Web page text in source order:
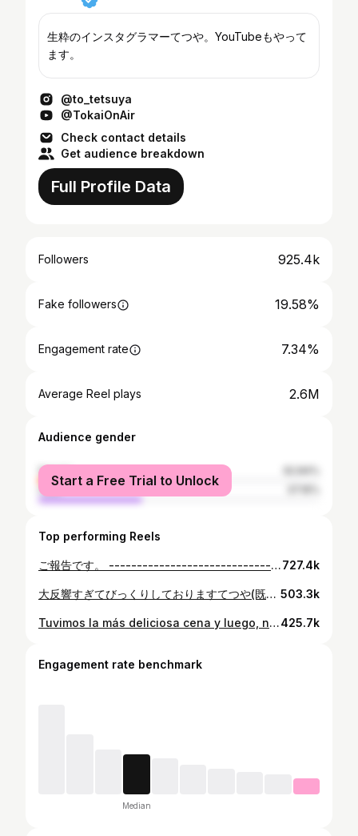
生粋のインスタグラマーてつや。YouTubeもやって
ます。
@to_tetsuya
@TokaiOnAir
Check contact details
Get audience breakdown
Full Profile Data
Followers 925.4k
Fake followers 19.58%
Engagement rate 7.34%
Average Reel plays 2.6M
Audience gender
female
male
Start a Free Trial to Unlock
Top performing Reels
ご報告です。 ---------------------------------------------------- いつも応援してくださる皆様へ 2022年8月12日、私東海オンエアのてつやは、”高校1年生の頃テレビ越しに一目惚れした方”改め”峯岸みなみ”さんと、なんと結婚いたしました。夢物語のようなご報告ですが、決して妄想ではございません。 最初は憧れの人を前にただただ緊張してろくに話もできませんでしたが、知人を通じて何度か食事に行く中で”繊細な普通の女の子”な一面を知り、昔からテレビで見ていたお笑い担当な雰囲気とのギャップに段々と一人の女性として惹かれていきました。 皆様の応援のおかげでここまで活動を続けてくることができたし、交際発表後もたくさんの温かい言葉をいただけて本当に感謝しています。 この結婚を新たなスタートラインとしてYouTuberとしても夫としても日々成長、進化できるように精進して参ります。 お互い先の見えない職業ではありますが、共に支え合い力を合わせて幸せな家庭を築いていきたいと思いますので今後とも夫婦共々温かく見守っていただけると幸いです。 東海オンエアてつや ----------------------------------------------------727.4k
大反響すぎてびっくりしておりますてつや(既婚)でございます。 普段全くバズらないのが悩み(Twitterのケツ毛動画のように)でしたが、これはさすがにバズった判定とさせていただきましょう。 それに大きく貢献してくれたのは写真と動画の存在だと思います！ 僕たち二人のこだわりは存分に含まれているんですが、それを実現するためにはどうしてもその道のプロの協力が必要不可欠でした。 今回はあのオレンジ&水色ドレス写真に協力してくれた方々を一挙ご紹介！！！ カメラマンさん @marco149 プロップスタイリストさん @chan_shi26 ケーキ作りさん @mapril_sweets ヘアメイクさん @miyu_hrsm スタイリストさん @fukunaga__izumi ドレス作りさん @aacero_official 誰が欠けても生まれなかったこの世界観。 さすがの峯岸人脈、恐るべし。 改めてありがとうございました！ それにしても、撮影風景のメイキングとか、あったらいいのにね....... 503.3k
Tuvimos la más deliciosa cena y luego, ni hablar, un pastel sorpresa... Si vuelvo a venir a España, sin duda visitaré este restaurante. Luego, de vuelta al hotel, otra sorpresa en forma de globo. La Saprada Familia se construyó en mi corazón.425.7k
Engagement rate benchmark
Median